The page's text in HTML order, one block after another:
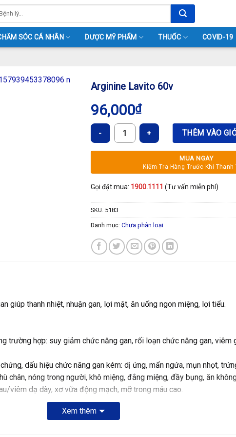
SÓC CÁ NHÂN DƯỢC MỸ PHẨM THUỐC COVID-19
Arginine Lavito 60v
96,000₫
Arginine Lavito 60v số lượng THÊM VÀO
MUA NGAY
Kiểm Tra Hàng Trước Khi Thanh
Gọi đặt mua: 1900.1111 (Tư vấn miễn phí)
SKU: 5183
Danh mục: Chưa phân loại
giúp thanh nhiệt, nhuận gan, lợi mật, ăn uống ngon miệng, lợi tiểu.
trường hợp: suy giảm chức năng gan, rối loạn chức năng gan, viêm
dấu hiệu chức năng gan kém: dị ứng, mẩn ngứa, mụn nhọt,
chân, nóng trong người, khô miệng, đắng miệng, đầy bụng, ăn
viêm dạ dày, xơ vữa động mạch, mỡ trong máu cao.
thuốc lá, cà phê…
loại thuốc chuyển hóa qua gan: thuốc kháng sinh, thuốc ung thư…
Xem thêm